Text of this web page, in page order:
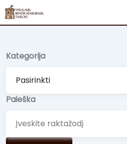
Skip
to
content
Kategorija
Paieška